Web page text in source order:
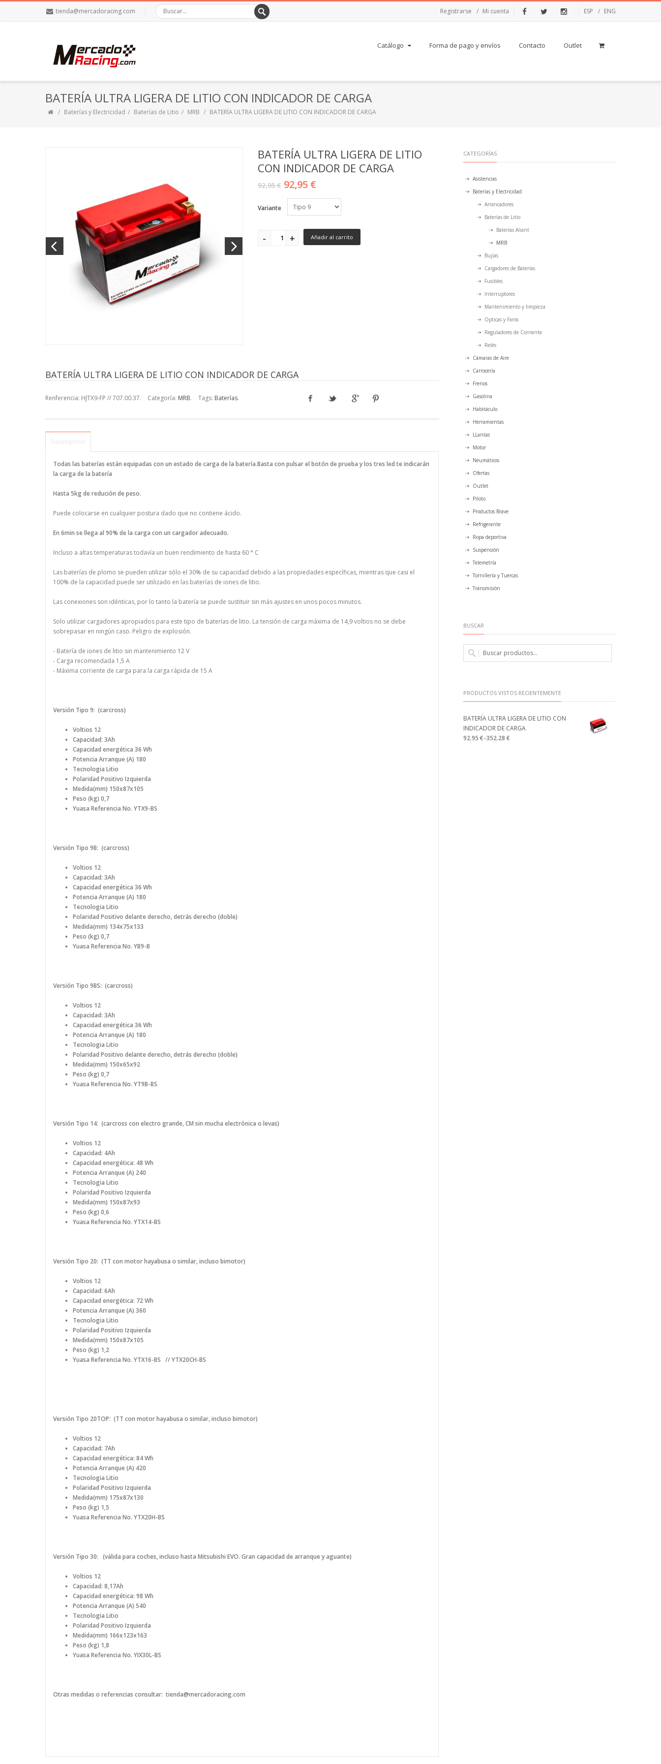
tienda@mercadoracing.com ESP ENG
Registrarse Mi cuenta
Catálogo Forma de pago y envíos Contacto Outlet
BATERÍA ULTRA LIGERA DE LITIO CON INDICADOR DE CARGA
Baterías y Electricidad Baterías de Litio MRB BATERÍA ULTRA LIGERA DE LITIO CON INDICADOR DE CARGA
BATERÍA ULTRA LIGERA DE LITIO
CON INDICADOR DE CARGA
92,95 € 92,95 €
Variante
Añadir al carrito
BATERÍA ULTRA LIGERA DE LITIO CON INDICADOR DE CARGA
Renferencia: HJTX9-FP // 707.00.37. Categoría: MRB. Tags: Baterías.
Descripción
Todas las baterías están equipadas con un estado de carga de la batería.Basta con pulsar el botón de prueba y los tres led te indicarán
la carga de la batería
Hasta 5kg de redución de peso.
Puede colocarse en cualquier postura dado que no contiene ácido.
En 6min se llega al 90% de la carga con un cargador adecuado.
Incluso a altas temperaturas todavía un buen rendimiento de hasta 60 ° C
Las baterías de plomo se pueden utilizar sólo el 30% de su capacidad debido a las propiedades específicas, mientras que casi el
100% de la capacidad puede ser utilizado en las baterías de iones de litio.
Las conexiones son idénticas, por lo tanto la batería se puede sustituir sin más ajustes en unos pocos minutos.
Solo utilizar cargadores apropiados para este tipo de baterías de litio. La tensión de carga máxima de 14,9 voltios no se debe
sobrepasar en ningún caso. Peligro de explosión.
- Batería de iones de litio sin mantenimiento 12 V
- Carga recomendada 1,5 A
- Máxima corriente de carga para la carga rápida de 15 A
Versión Tipo 9: (carcross)
Voltios 12
Capacidad: 3Ah
Capacidad energética 36 Wh
Potencia Arranque (A) 180
Tecnologia Litio
Polaridad Positivo Izquierda
Medida(mm) 150x87x105
Peso (kg) 0,7
Yuasa Referencia No. YTX9-BS
Versión Tipo 9B: (carcross)
Voltios 12
Capacidad: 3Ah
Capacidad energética 36 Wh
Potencia Arranque (A) 180
Tecnologia Litio
Polaridad Positivo delante derecho,detrás derecho (doble)
Medida(mm) 134x75x133
Peso (kg) 0,7
Yuasa Referencia No. YB9-B
Versión Tipo 9BS: (carcross)
Voltios 12
Capacidad: 3Ah
Capacidad energética 36 Wh
Potencia Arranque (A) 180
Tecnologia Litio
Polaridad Positivo delante derecho, detrás derecho (doble)
Medida(mm) 150x65x92
Peso (kg) 0,7
Yuasa Referencia No. YT9B-BS
Versión Tipo 14: (carcross con electro grande, CM sin mucha electrónica o levas)
Voltios 12
Capacidad: 4Ah
Capacidad energética: 48 Wh
Potencia Arranque (A) 240
Tecnologia Litio
Polaridad Positivo Izquierda
Medida(mm) 150x87x93
Peso (kg) 0,6
Yuasa Referencia No. YTX14-BS
Versión Tipo 20: (TT con motor hayabusa o similar, incluso bimotor)
Voltios 12
Capacidad: 6Ah
Capacidad energética: 72 Wh
Potencia Arranque (A) 360
Tecnologia Litio
Polaridad Positivo Izquierda
Medida(mm) 150x87x105
Peso (kg) 1,2
Yuasa Referencia No. YTX16-BS // YTX20CH-BS
Versión Tipo 20TOP: (TT con motor hayabusa o similar, incluso bimotor)
Voltios 12
Capacidad: 7Ah
Capacidad energética: 84 Wh
Potencia Arranque (A) 420
Tecnologia Litio
Polaridad Positivo Izquierda
Medida(mm) 175x87x130
Peso (kg) 1,5
Yuasa Referencia No. YTX20H-BS
Versión Tipo 30: (válida para coches, incluso hasta Mitsubishi EVO. Gran capacidad de arranque y aguante)
Voltios 12
Capacidad: 8,17Ah
Capacidad energética: 98 Wh
Potencia Arranque (A) 540
Tecnologia Litio
Polaridad Positivo Izquierda
Medida(mm) 166x123x163
Peso (kg) 1,8
Yuasa Referencia No. YIX30L-BS
Otras medidas o referencias consultar: tienda@mercadoracing.com
CATEGORÍAS
Asistencias
Baterías y Electricidad
Arrancadores
Baterías de Litio
Baterías Aliant
MRB
Bujías
Cargadores de Baterías
Fusibles
Interruptores
Mantenimiento y limpieza
Opticas y Faros
Reguladores de Corriente
Relés
Cámaras de Aire
Carrocería
Frenos
Gasolina
Habitáculo
Herramientas
LLantas
Motor
Neumáticos
Ofertas
Outlet
Piloto
Productos Brave
Refrigerante
Ropa deportiva
Suspensión
Telemetría
Tornillería y Tuercas
Transmisión
BUSCAR
PRODUCTOS VISTOS RECIENTEMENTE
BATERÍA ULTRA LIGERA DE LITIO CON
INDICADOR DE CARGA
92.95 €–352.28 €